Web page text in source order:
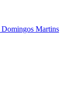
Martins